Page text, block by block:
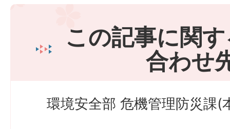
この記事に関
合わせ
環境安全部 危機管理防災課(